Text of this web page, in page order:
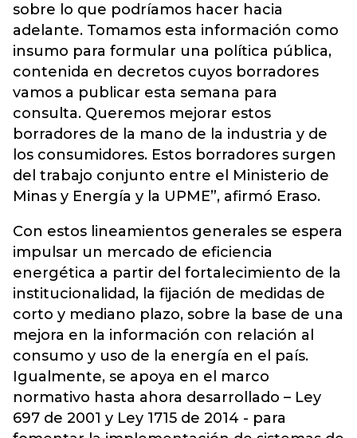
sobre lo que podríamos hacer hacia
adelante. Tomamos esta información como
insumo para formular una política pública,
contenida en decretos cuyos borradores
vamos a publicar esta semana para
consulta. Queremos mejorar estos
borradores de la mano de la industria y de
los consumidores. Estos borradores surgen
del trabajo conjunto entre el Ministerio de
Minas y Energía y la UPME”, afirmó Eraso.
Con estos lineamientos generales se espera
impulsar un mercado de eficiencia
energética a partir del fortalecimiento de la
institucionalidad, la fijación de medidas de
corto y mediano plazo, sobre la base de una
mejora en la información con relación al
consumo y uso de la energía en el país.
Igualmente, se apoya en el marco
normativo hasta ahora desarrollado – Ley
697 de 2001 y Ley 1715 de 2014 - para